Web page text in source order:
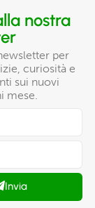
nostra
per
curiosità e
sui nuovi
mese.
Invia